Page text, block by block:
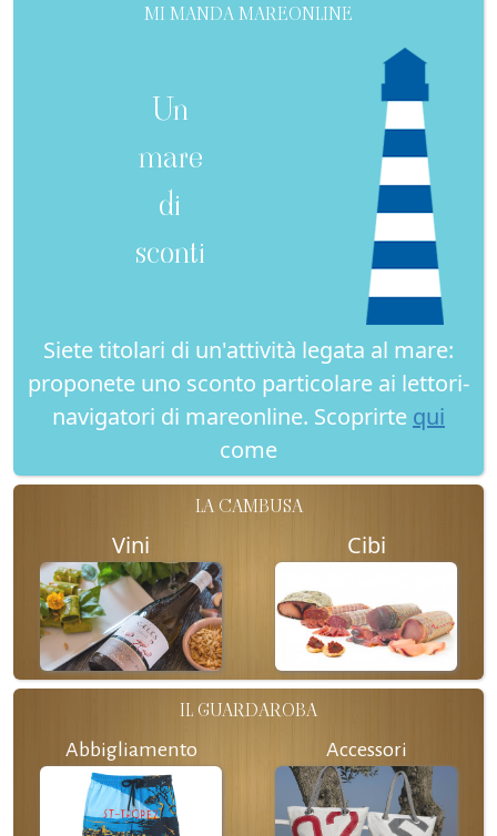
MI MANDA MAREONLINE
Un
mare
di
sconti
Siete titolari di un'attività legata al mare:
proponete uno sconto particolare ai lettori-
navigatori di mareonline. Scoprirte qui
come
LA CAMBUSA
Vini Cibi
IL GUARDAROBA
Abbigliamento Accessori